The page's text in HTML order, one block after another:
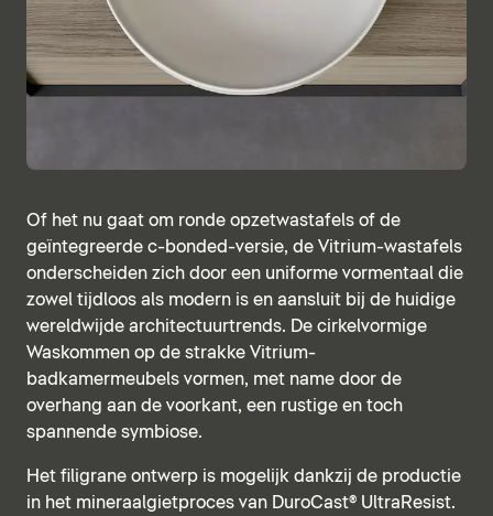
Of het nu gaat om ronde opzetwastafels of de
geïntegreerde c-bonded-versie, de Vitrium-wastafels
onderscheiden zich door een uniforme vormentaal die
zowel tijdloos als modern is en aansluit bij de huidige
wereldwijde architectuurtrends. De cirkelvormige
Waskommen op de strakke Vitrium-
badkamermeubels vormen, met name door de
overhang aan de voorkant, een rustige en toch
spannende symbiose.
Het filigrane ontwerp is mogelijk dankzij de productie
in het mineraalgietproces van DuroCast® UltraResist.